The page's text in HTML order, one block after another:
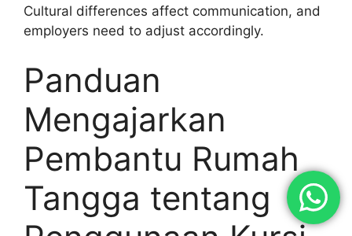
Cultural differences affect communication, and
employers need to adjust accordingly.
Panduan
Mengajarkan
Pembantu Rumah
Tangga tentang